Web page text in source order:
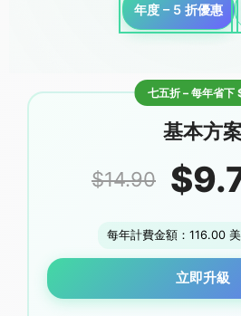
年度 – 5 折優惠
七五折 – 每年省下
基本方
$14.90
每年計費金額：116.00 美
立即升級